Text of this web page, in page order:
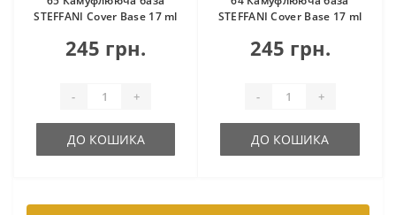
STEFFANI Cover Base 17 ml
245 грн.
- +
ДО КОШИКА
STEFFANI Cover Base 17 ml
245 грн.
- +
ДО КОШИКА